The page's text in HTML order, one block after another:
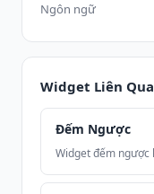
Ngôn ngữ
Widget Liên
Đếm Ngược
Widget đếm ngược